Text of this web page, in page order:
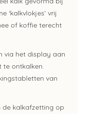
‘kalkvlokjes’ vrij
of koffie terecht
via het display aan
ontkalken.
van
de kalkafzetting op